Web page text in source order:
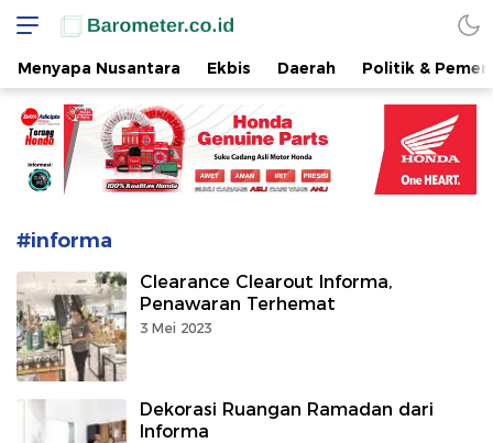
www.barometer.co.id
Berita Terkini di Sulawesi Utara
Menyapa Nusantara Ekbis Daerah Politik &
#informa
Clearance Clearout Informa,
Penawaran Terhemat
3 Mei 2023
Dekorasi Ruangan Ramadan dari
Informa